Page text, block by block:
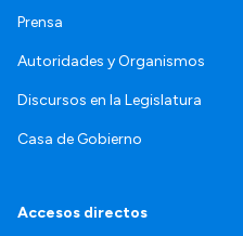
Prensa
Autoridades y Organismos
Discursos en la Legislatura
Casa de Gobierno
Accesos directos